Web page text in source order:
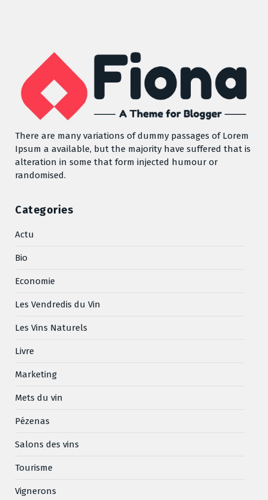
There are many variations of dummy passages of Lorem
Ipsum a available, but the majority have suffered that is
alteration in some that form injected humour or
randomised.
Categories
Actu
Bio
Economie
Les Vendredis du Vin
Les Vins Naturels
Livre
Marketing
Mets du vin
Pézenas
Salons des vins
Tourisme
Vignerons